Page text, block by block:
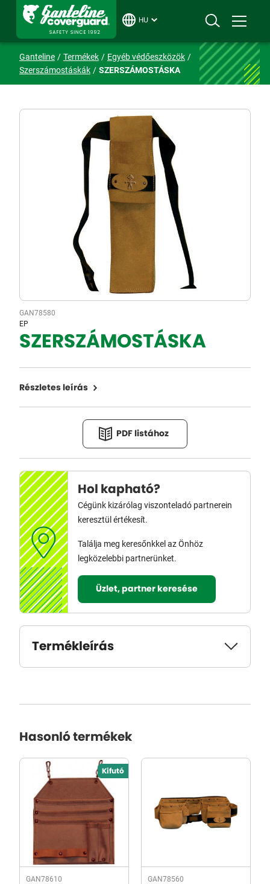
HU
Ganteline Termékek
Egyéb védőeszközök
Szerszámostáskák
SZERSZÁMOSTÁSKA
GAN78580
EP
SZERSZÁMOSTÁSKA
Részletes leírás
PDF listához
Hol kapható?
Cégünk kizárólag viszonteladó partnerein
keresztül értékesít.
Találja meg keresőnkkel az Önhöz
legközelebbi partnerünket.
Üzlet, partner keresése
Termékleírás
Hasonló termékek
Kifutó
GAN78610
GAN78560